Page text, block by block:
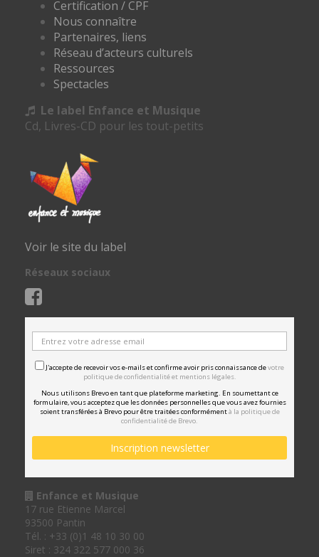
Certification / CPF
Nous connaître
Partenaires, liens
Réseau d’acteurs culturels
Ressources
Spectacles
Le label Enfance et Musique
Cd, Livres-CD pour les tout-petits
Voir le site du label
Réseaux sociaux
J'accepte de recevoir vos e-mails et confirme avoir pris connaissance devotre
politique de confidentialité et mentions légales.
Nous utilisons Brevo en tant que plateforme marketing. En soumettant ce
formulaire, vous acceptez que les données personnelles que vous avez fournies
soient transférées à Brevo pour être traitées conformémentà la politique de
confidentialité de Brevo.
Enfance et Musique
17 rue Etienne Marcel
93500 Pantin
Tél. : +33 (0)1 48 10 30 00
Siret : 324 322 577 000 36